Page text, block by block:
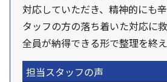
対応していただき、精神的にも
タッフの方の落ち着いた対応に
全員が納得できる形で整理を終え
担当スタッフの声